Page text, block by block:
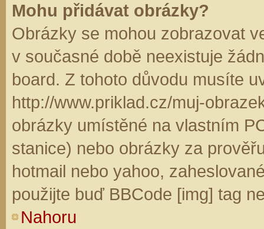
Mohu přidávat obrázky?
Obrázky se mohou zobrazovat
v současné době neexistuje
board. Z tohoto důvodu musíte
http://www.priklad.cz/muj-
obrázky umístěné na vlastním
stanice) nebo obrázky za
hotmail nebo yahoo,
použijte buď BBCode [img] tag
Nahoru